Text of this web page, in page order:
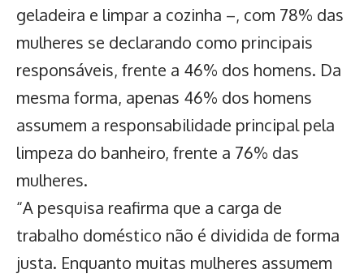
geladeira e limpar a cozinha –, com 78% das
mulheres se declarando como principais
responsáveis, frente a 46% dos homens. Da
mesma forma, apenas 46% dos homens
assumem a responsabilidade principal pela
limpeza do banheiro, frente a 76% das
mulheres.
“A pesquisa reafirma que a carga de
trabalho doméstico não é dividida de forma
justa. Enquanto muitas mulheres assumem